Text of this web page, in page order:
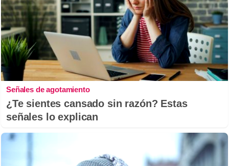
Señales de agotamiento
¿Te sientes cansado sin razón? Estas
señales lo explican